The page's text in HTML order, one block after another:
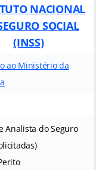
NACIONAL
SOCIAL
(INSS)
ao Ministério da
Analista do Seguro